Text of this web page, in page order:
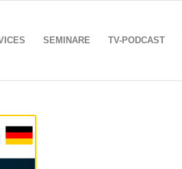
SEMINARE TV-PODCAST